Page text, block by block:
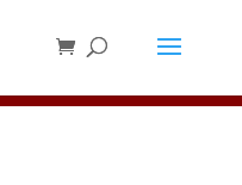
de stock,
pour le